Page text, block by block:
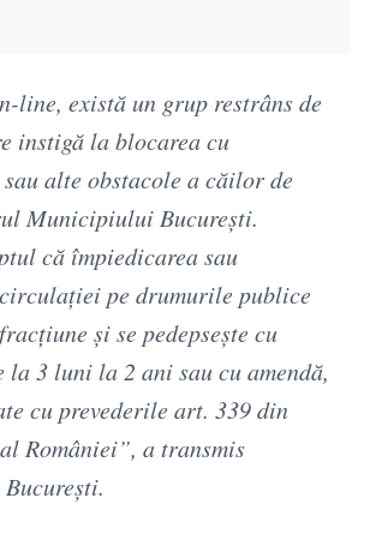
line, există un grup restrâns de
instigă la blocarea cu
alte obstacole a căilor de
Municipiului Bucureşti.
că împiedicarea sau
pe drumurile publice
şi se pedepseşte cu
la 3 luni la 2 ani sau cu amendă,
cu prevederile art. 339 din
României”, a transmis